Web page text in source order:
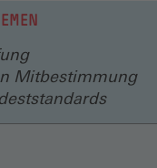
Mitbestimmung